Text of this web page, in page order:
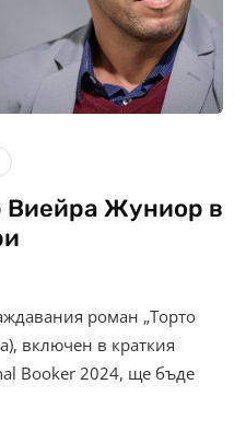
Виейра Жуниор в
роман „Торто
включен в краткия
Booker 2024, ще бъде